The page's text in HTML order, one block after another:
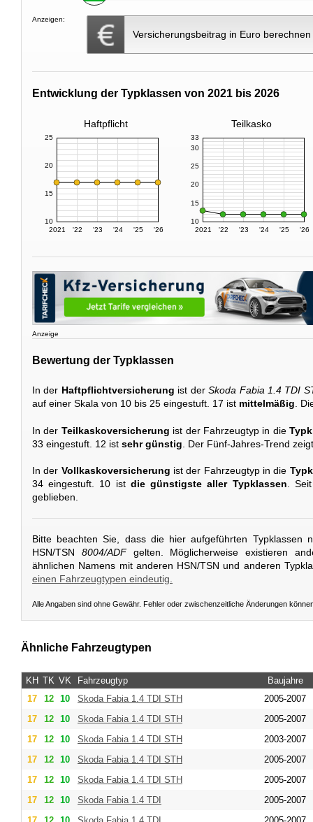
Anzeigen:
Versicherungsbeitrag in Euro berechnen
Entwicklung der Typklassen von 2021 bis 2026
Haftpflicht Teilkasko
2021 '22 '23 '24 '25 '26
10
15
20
25
2021 '22 '23 '24 '25 '26
10
15
20
25
30
33
Anzeige
Bewertung der Typklassen
In der Haftpflichtversicherung ist derSkoda Fabia 1.4 TDI
auf einer Skala von 10 bis 25 eingestuft. 17 ist mittelmäßig .
In der Teilkaskoversicherung ist der Fahrzeugtyp in die
33 eingestuft. 12 ist sehr günstig . Der Fünf-Jahres-Trend
In der Vollkaskoversicherung ist der Fahrzeugtyp in die
34 eingestuft. 10 ist die günstigste aller Typklassen.
geblieben.
Bitte beachten Sie, dass die hier aufgeführten Typklassen
HSN/TSN 8004/ADFgelten. Möglicherweise existieren
ähnlichen Namens mit anderen HSN/TSN und anderen
einen Fahrzeugtypen eindeutig.
Alle Angaben sind ohne Gewähr. Fehler oder zwischenzeitliche Änderungen
Ähnliche Fahrzeugtypen
KH TK VK Fahrzeugtyp
Baujahre
17
12 10 Skoda Fabia 1.4 TDI STH
2005-2007
17
12 10 Skoda Fabia 1.4 TDI STH
2005-2007
17
12 10 Skoda Fabia 1.4 TDI STH
2003-2007
17
12 10 Skoda Fabia 1.4 TDI STH
2005-2007
17
12 10 Skoda Fabia 1.4 TDI STH
2005-2007
17
12 10 Skoda Fabia 1.4 TDI
2005-2007